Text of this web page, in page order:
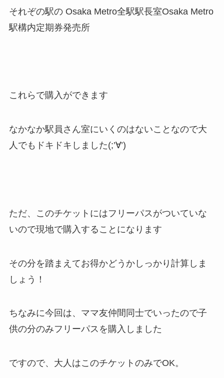
それぞの駅の Osaka Metro全駅駅長室Osaka Metro
駅構内定期券発売所
これらで購入ができます
なかなか駅員さん室にいくのはないことなので大
人でもドキドキしました(;’∀’)
ただ、このチケットにはフリーパスがついていな
いので現地で購入することになります
その分を踏まえてお得かどうかしっかり計算しま
しょう！
ちなみに今回は、ママ友仲間同士でいったので子
供の分のみフリーパスを購入しました
ですので、大人はこのチケットのみでOK。